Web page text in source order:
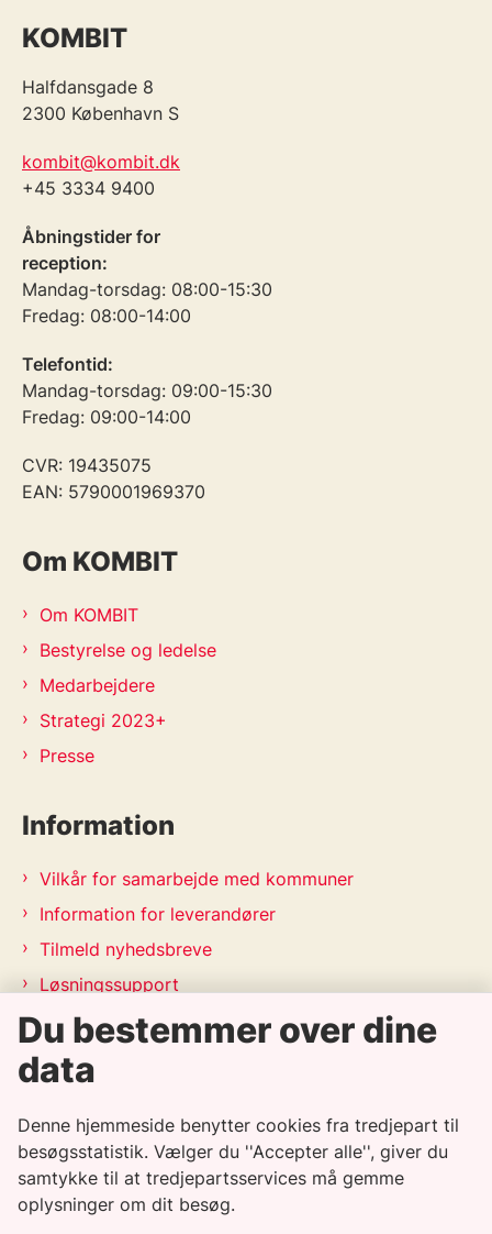
KOMBIT
Halfdansgade 8
2300 København S
kombit@kombit.dk
+45 3334 9400
Åbningstider for
reception:
Mandag-torsdag: 08:00-15:30
Fredag: 08:00-14:00
Telefontid:
Mandag-torsdag: 09:00-15:30
Fredag: 09:00-14:00
CVR: 19435075
EAN: 5790001969370
Om KOMBIT
Om KOMBIT
Bestyrelse og ledelse
Medarbejdere
Strategi 2023+
Presse
Information
Vilkår for samarbejde med kommuner
Information for leverandører
Tilmeld nyhedsbreve
Løsningssupport
Releasekalender
APV-handleplan 2026
Genveje
Informationssikkerhedspolitik
Tilgængelighedserklæring
Du bestemmer over dine
data
Denne hjemmeside benytter cookies fra tredjepart til
besøgsstatistik. Vælger du ''Accepter alle'', giver du
samtykke til at tredjepartsservices må gemme
oplysninger om dit besøg.